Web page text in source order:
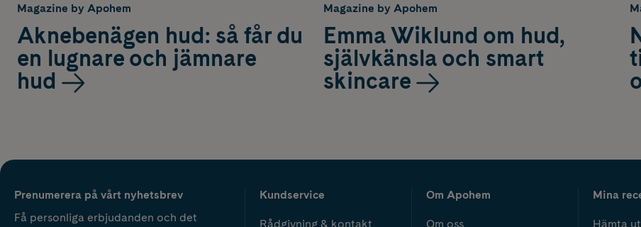
Magazine by Apohem
Aknebenägen hud: så får du
en lugnare och jämnare
hud
Magazine by Apohem
Emma Wiklund om hud,
självkänsla och smart
skincare
Prenumerera på vårt nyhetsbrev
Få personliga erbjudanden och det
Kundservice
Rådgivning & kontakt
Om Apohem
Om oss
Mina
Hämta